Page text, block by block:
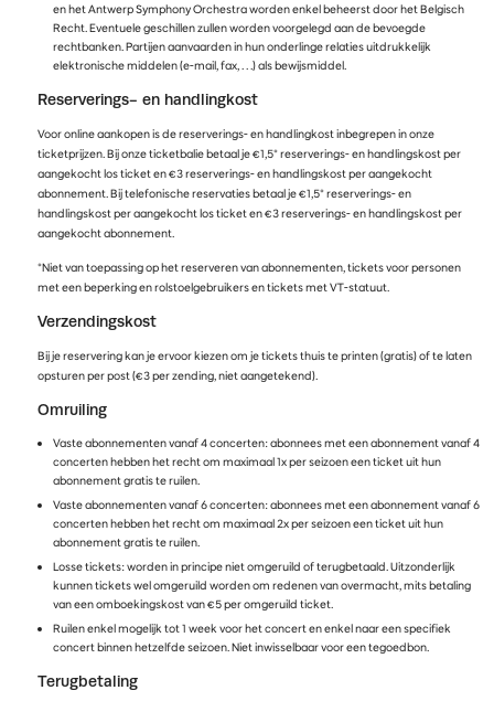
en het Antwerp Symphony Orchestra worden enkel beheerst door het Belgisch
Recht. Eventuele geschillen zullen worden voorgelegd aan de bevoegde
rechtbanken. Partijen aanvaarden in hun onderlinge relaties uitdrukkelijk
elektronische middelen (e-mail, fax, . . .) als bewijsmiddel.
Reserverings- en handlingkost
Voor online aankopen is de reserverings- en handlingkost inbegrepen in onze
ticketprijzen. Bij onze ticketbalie betaal je €1,5° reserverings- en handlingskost per
aangekocht los ticket en €3 reserverings- en handlingskost per aangekocht
abonnement. Bij telefonische reservaties betaal je €1,5° reserverings- en
handlingskost per aangekocht los ticket en €3 reserverings- en handlingskost per
aangekocht abonnement.
°Niet van toepassing op het reserveren van abonnementen, tickets voor personen
met een beperking en rolstoelgebruikers en tickets met VT-statuut.
Verzendingskost
Bij je reservering kan je ervoor kiezen om je tickets thuis te printen (gratis) of te laten
opsturen per post (€3 per zending, niet aangetekend).
Omruiling
Vaste abonnementen vanaf 4 concerten: abonnees met een abonnement vanaf 4
concerten hebben het recht om maximaal 1x per seizoen een ticket uit hun
abonnement gratis te ruilen.
Vaste abonnementen vanaf 6 concerten: abonnees met een abonnement vanaf 6
concerten hebben het recht om maximaal 2x per seizoen een ticket uit hun
abonnement gratis te ruilen.
Losse tickets: worden in principe niet omgeruild of terugbetaald. Uitzonderlijk
kunnen tickets wel omgeruild worden om redenen van overmacht, mits betaling
van een omboekingskost van €5 per omgeruild ticket.
Ruilen enkel mogelijk tot 1 week voor het concert en enkel naar een specifiek
concert binnen hetzelfde seizoen. Niet inwisselbaar voor een tegoedbon.
Terugbetaling